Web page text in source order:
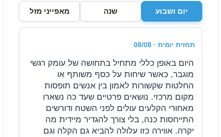
יום ושבוע שנה מאפייני מזל
תחזית יומית · 08/08
היום באופן כללי מתחיל בתחושה של עומק רגשי
מוגבר, כאשר שיחות על כסף משותף או
החלטות שקשורות לאמון בין אנשים תופסות
מקום מרכזי. נושאים פרטיים שעד כה נשארו
מאחורי הקלעים עולים לפני השטח ודורשים
התייחסות כנה, בלי צורך להגדיר מיידית מה
יקרה. אווירה כזו עלולה להביא גם הקלה וגם